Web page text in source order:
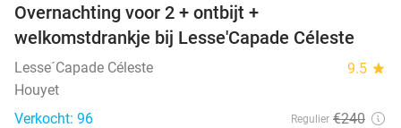
Overnachting voor 2 + ontbijt +
welkomstdrankje bij Lesse'Capade Céleste
Lesse´Capade Céleste 9.5 star
Houyet
Verkocht: 96
Regulier €240